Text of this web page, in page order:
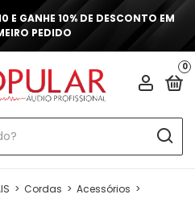
E GANHE 10% DE DESCONTO EM
PEDIDO
0
> Cordas > Acessórios >